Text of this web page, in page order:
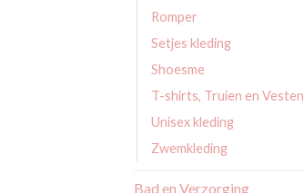
Romper
Setjes kleding
Shoesme
T-shirts, Truien en Vesten
Unisex kleding
Zwemkleding
Bad en Verzorging